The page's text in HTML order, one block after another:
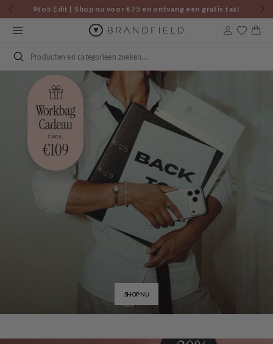
Skip to
content
9to5 Edit | Shop nu voor €75 en ontvang een gratis tas!
Cart
Search
9To5 Edit
Elevate Your Workwear
SHOP NU